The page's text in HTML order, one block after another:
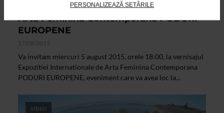
PERSONALIZEAZĂ SETĂRILE
Vernisajul Expozitiei Internationale de
Arta Feminina Contemporana PODURI
EUROPENE
17/08/2015
Va invitam miercuri 5 august 2015, orele 18:00, la vernisajul
Expozitiei Internationale de Arta Feminina Contemporana
PODURI EUROPENE, eveniment care va avea loc la...
VIDEO